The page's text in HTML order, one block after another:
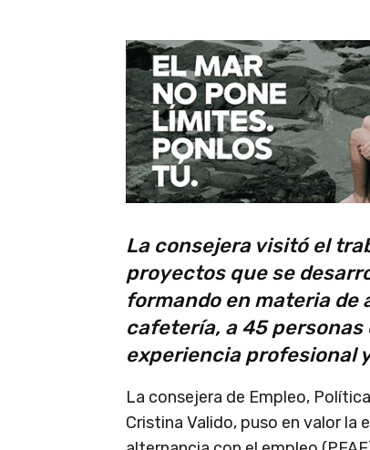
La consejera visitó el
proyectos que se
formando en materia de
cafetería, a 45 personas
experiencia profesional
La consejera de Empleo,
Cristina Valido, puso en valor